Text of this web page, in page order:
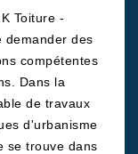
Toiture -
demander des
compétentes
Dans la
de travaux
d'urbanisme
se trouve dans